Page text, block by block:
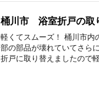
桶川市 浴室折戸の取
軽くてスムーズ！ 桶川市内
部の部品が壊れていてさら
折戸に取り替えましたので